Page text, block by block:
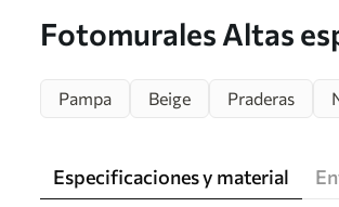
Fotomurales Altas
claro Nr. w08268
Pampa
Beige Praderas
Especificaciones y material